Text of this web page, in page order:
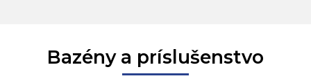
Bazény a príslušenstvo